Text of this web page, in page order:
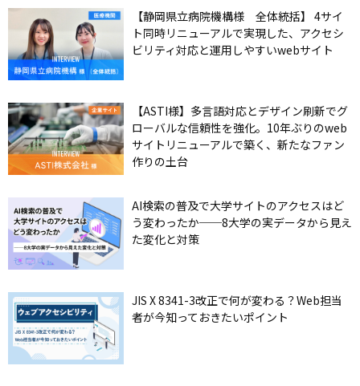
【静岡県立病院機構様 全体統括】 4サイ
ト同時リニューアルで実現した、アクセシ
ビリティ対応と運用しやすいwebサイト
【ASTI様】多言語対応とデザイン刷新でグ
ローバルな信頼性を強化。10年ぶりのweb
サイトリニューアルで築く、新たなファン
作りの土台
AI検索の普及で大学サイトのアクセスはど
う変わったか──8大学の実データから見え
た変化と対策
JIS X 8341-3改正で何が変わる？Web担当
者が今知っておきたいポイント